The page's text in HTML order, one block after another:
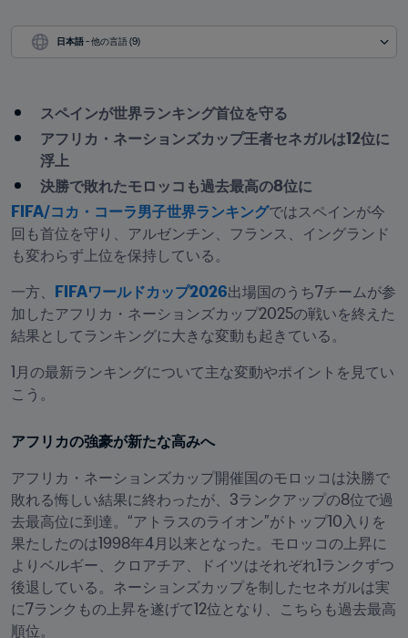
日本語 - 他の言語 (9)
スペインが世界ランキング首位を守る
アフリカ・ネーションズカップ王者セネガルは12位に
浮上
決勝で敗れたモロッコも過去最高の8位に
FIFA/コカ・コーラ男子世界ランキングではスペインが今
回も首位を守り、アルゼンチン、フランス、イングランド
も変わらず上位を保持している。
一方、
FIFAワールドカップ2026出場国のうち7チームが参
加したアフリカ・ネーションズカップ2025の戦いを終えた
結果としてランキングに大きな変動も起きている。
1月の最新ランキングについて主な変動やポイントを見てい
こう。
アフリカの強豪が新たな高みへ
アフリカ・ネーションズカップ開催国のモロッコは決勝で
敗れる悔しい結果に終わったが、3ランクアップの8位で過
去最高位に到達。“アトラスのライオン”がトップ10入りを
果たしたのは1998年4月以来となった。モロッコの上昇に
よりベルギー、クロアチア、ドイツはそれぞれ1ランクずつ
後退している。ネーションズカップを制したセネガルは実
に7ランクもの上昇を遂げて12位となり、こちらも過去最高
順位。